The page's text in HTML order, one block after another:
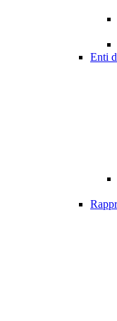
Enti